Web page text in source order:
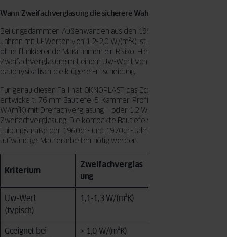
Wann Zweifachverglasung die sicherere Wahl bleibt
Bei ungedämmten Außenwänden aus den 1950er- bis 1970er-
Jahren mit U-Werten von 1,2-2,0 W/(m²K) ist die Dreifachverglasung
ohne flankierende Maßnahmen ein Risiko. Hier ist eine hochwertige
Zweifachverglasung mit einem Uw-Wert von ca. 1,1-1,3 W/(m²K)
bauphysikalisch die klügere Entscheidung.
Für genau diesen Fall hat OKNOPLAST das Ecofusion 76 System
entwickelt: 76 mm Bautiefe, 5-Kammer-Profil, Uw-Wert von 0,78
W/(m²K) mit Dreifachverglasung – oder 1,2 W/(m²K) mit hochwertiger
Zweifachverglasung. Die kompakte Bautiefe von 76 mm passt in die
Laibungsmaße der 1960er- und 1970er-Jahre, ohne dass
aufwändige Maurerarbeiten nötig werden.
Kriterium
Zweifachverglas
ung
Uw-Wert
(typisch)
1,1-1,3 W/(m²K)
Geeignet bei
> 1,0 W/(m²K)